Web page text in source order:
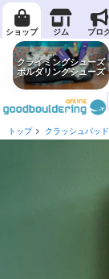
ショップ ジム ブロ
クライミングシューズ
ボルダリングシューズ
トップ クラッシュパッ